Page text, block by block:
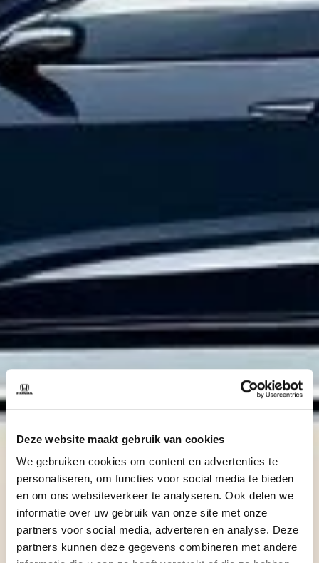
Deze website maakt gebruik van cookies
We gebruiken cookies om content en advertenties te
personaliseren, om functies voor social media te bieden
en om ons websiteverkeer te analyseren. Ook delen we
informatie over uw gebruik van onze site met onze
partners voor social media, adverteren en analyse. Deze
partners kunnen deze gegevens combineren met andere